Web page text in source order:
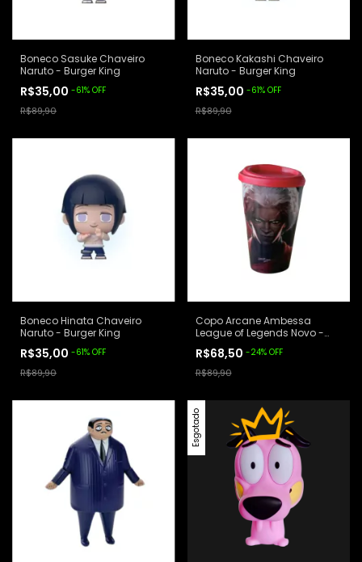
Boneco Sasuke Chaveiro
Naruto - Burger King
R$35,00 -61% OFF
R$89,90
Boneco Kakashi Chaveiro
Naruto - Burger King
R$35,00 -61% OFF
R$89,90
Boneco Hinata Chaveiro
Naruto - Burger King
R$35,00 -61% OFF
R$89,90
Copo Arcane Ambessa
League of Legends Novo -
R$68,50 -24% OFF
R$89,90
Esgotado